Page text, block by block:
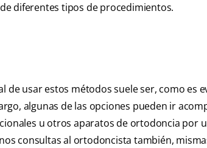
diferentes tipos de procedimientos.
de usar estos métodos suele ser, como es
algunas de las opciones pueden ir
u otros aparatos de ortodoncia por
consultas al ortodoncista también,